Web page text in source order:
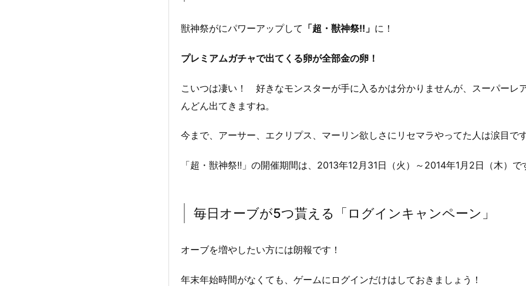
獣神祭がにパワーアップして 「超・獣神祭!!」 に！
プレミアムガチャで出てくる卵が全部金の卵！
こいつは凄い！ 好きなモンスターが手に入るかは分かりませんが、スーパーレ
んどん出てきますね。
今まで、アーサー、エクリプス、マーリン欲しさにリセマラやってた人は涙目で
「超・獣神祭!!」の開催期間は、2013年12月31日（火）～2014年1月2日（木）で
毎日オーブが5つ貰える「ログインキャンペーン」
オーブを増やしたい方には朗報です！
年末年始時間がなくても、ゲームにログインだけはしておきましょう！